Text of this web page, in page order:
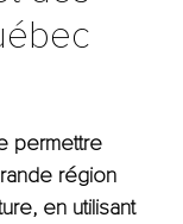
permettre
région
en utilisant